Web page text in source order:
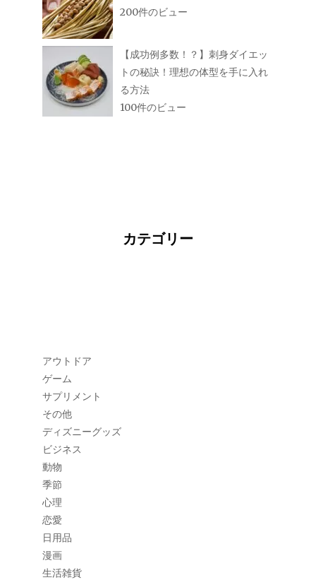
200件のビュー
【成功例多数！？】刺身ダイエッ
トの秘訣！理想の体型を手に入れ
る方法
100件のビュー
カテゴリー
アウトドア
ゲーム
サプリメント
その他
ディズニーグッズ
ビジネス
動物
季節
心理
恋愛
日用品
漫画
生活雑貨